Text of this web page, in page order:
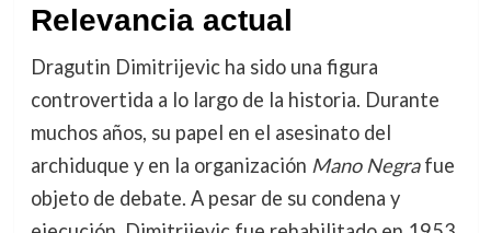
Relevancia actual
Dragutin Dimitrijevic ha sido una figura
controvertida a lo largo de la historia. Durante
muchos años, su papel en el asesinato del
archiduque y en la organización Mano Negrafue
objeto de debate. A pesar de su condena y